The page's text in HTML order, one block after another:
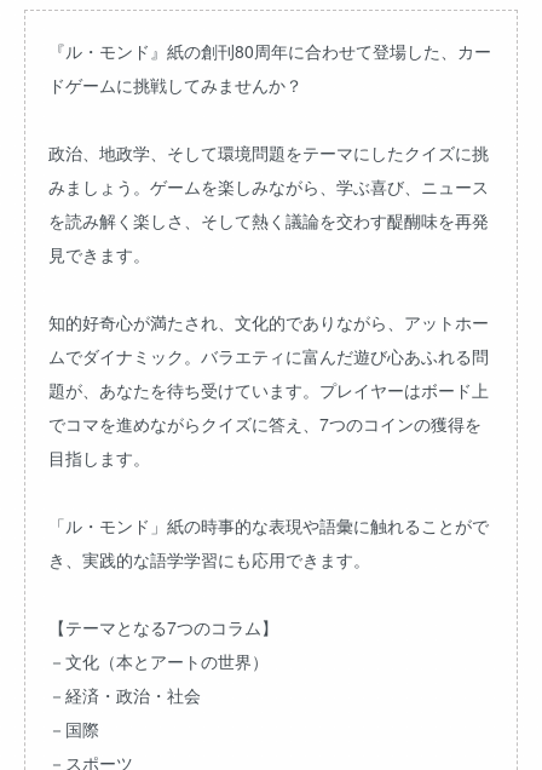
『ル・モンド』紙の創刊80周年に合わせて登場した、カー
ドゲームに挑戦してみませんか？
政治、地政学、そして環境問題をテーマにしたクイズに挑
みましょう。ゲームを楽しみながら、学ぶ喜び、ニュース
を読み解く楽しさ、そして熱く議論を交わす醍醐味を再発
見できます。
知的好奇心が満たされ、文化的でありながら、アットホー
ムでダイナミック。バラエティに富んだ遊び心あふれる問
題が、あなたを待ち受けています。プレイヤーはボード上
でコマを進めながらクイズに答え、7つのコインの獲得を
目指します。
「ル・モンド」紙の時事的な表現や語彙に触れることがで
き、実践的な語学学習にも応用できます。
【テーマとなる7つのコラム】
－文化（本とアートの世界）
－経済・政治・社会
－国際
－スポーツ